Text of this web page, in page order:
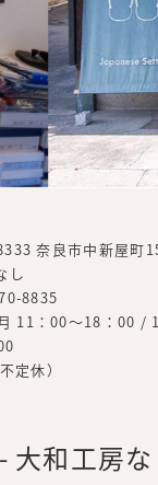
奈良市中新屋町
し
8835
11：00～18：00 /
定休）
和工房